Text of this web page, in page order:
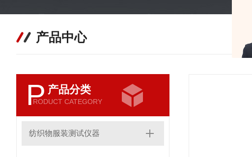
产品中心
P 产品分类
RODUCT CATEGORY
纺织物服装测试仪器